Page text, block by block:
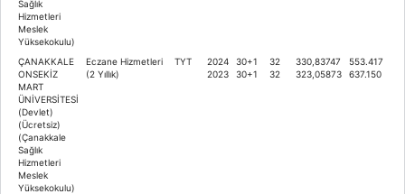
Sağlık
Hizmetleri
Meslek
Yüksekokulu)
ÇANAKKALE
ONSEKİZ
MART
ÜNİVERSİTESİ
(Devlet)
(Ücretsiz)
(Çanakkale
Sağlık
Hizmetleri
Meslek
Yüksekokulu)
Eczane Hizmetleri
(2 Yıllık)
TYT
2024
2023
30+1
30+1
32
32
330,83747
323,05873
553.417
637.150